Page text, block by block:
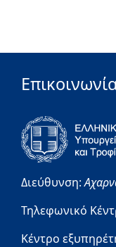
Διεύθυνση:
Τηλεφωνικό
Κέντρο